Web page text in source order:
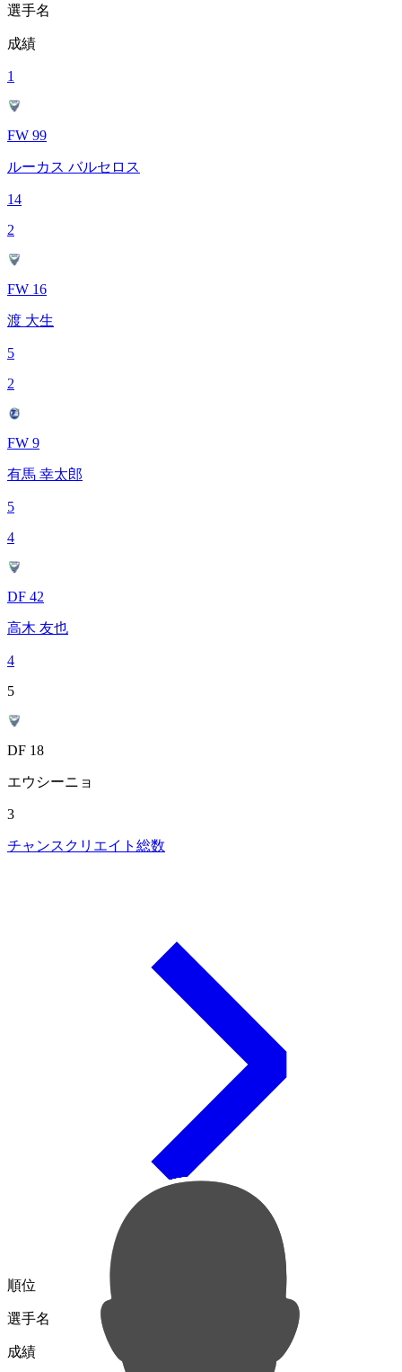
選手名
成績
1
FW 99
ルーカス バルセロス
14
2
FW 16
渡 大生
5
2
FW 9
有馬 幸太郎
5
4
DF 42
高木 友也
4
5
DF 18
エウシーニョ
3
チャンスクリエイト総数
順位
選手名
成績